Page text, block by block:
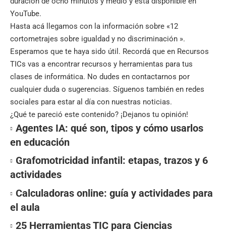
YouTube.
Hasta acá llegamos con la información sobre «12
cortometrajes sobre igualdad y no discriminación ».
Esperamos que te haya sido útil. Recordá que en Recursos
TICs vas a encontrar recursos y herramientas para tus
clases de informática. No dudes en contactarnos por
cualquier duda o sugerencias. Síguenos también en redes
sociales para estar al día con nuestras noticias.
¿Qué te pareció este contenido? ¡Dejanos tu opinión!
Agentes IA: qué son, tipos y cómo usarlos
en educación
Grafomotricidad infantil: etapas, trazos y 6
actividades
Calculadoras online: guía y actividades para
el aula
25 Herramientas TIC para Ciencias